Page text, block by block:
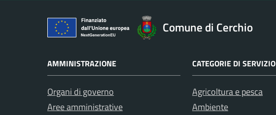
Comune di Cerchio
AMMINISTRAZIONE
Organi di governo
Aree amministrative
CATEGORIE DI SERVIZIO
Agricoltura e pesca
Ambiente